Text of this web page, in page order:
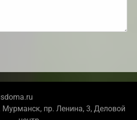
Мурманск, пр. Ленина, 3, Деловой